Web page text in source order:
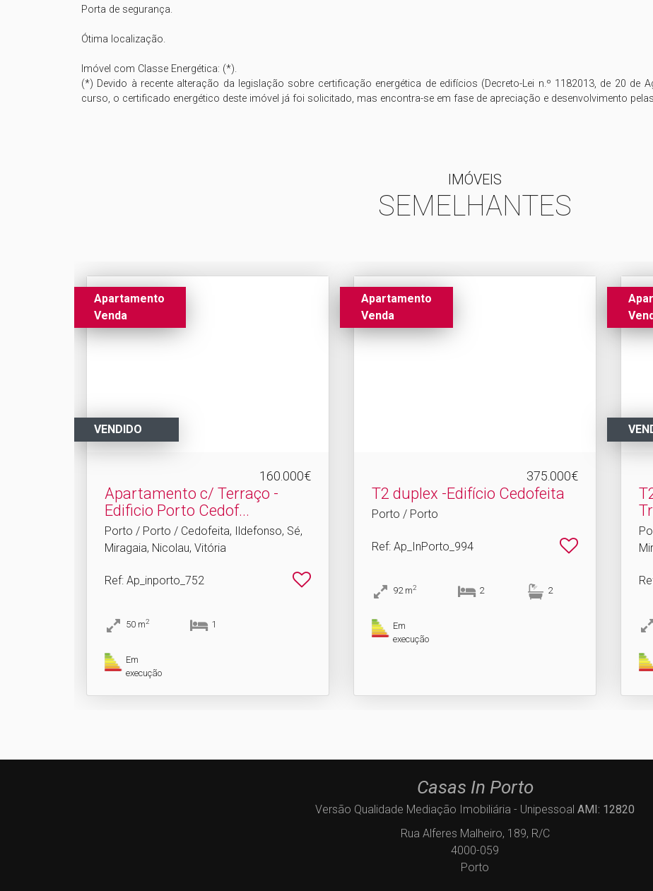
Porta de segurança.
Ótima localização.
Imóvel com Classe Energética: (*).
(*) Devido à recente alteração da legislação sobre certificação energética de edifícios (Decreto-Lei n.º 1182013, de 20 de
IMÓVEIS
SEMELHANTES
Apartamento
Venda
VENDIDO
160.000€
Apartamento c/ Terraço -
Edificio Porto Cedof.​..
Porto / Porto / Cedofeita, Ildefonso, Sé,
Miragaia, Nicolau, Vitória
Ref: Ap_inporto_752
50 m2 1
Em
execução
Apartamento
Venda
375.000€
T2 duplex -Edifício Cedofeita
Porto / Porto
Ref: Ap_InPorto_994
92 m2 2 2
Em
execução
Casas In Porto
Versão Qualidade Mediação Imobiliária - Unipessoal AMI: 12820
Rua Alferes Malheiro, 189, R/C
4000-059
Porto